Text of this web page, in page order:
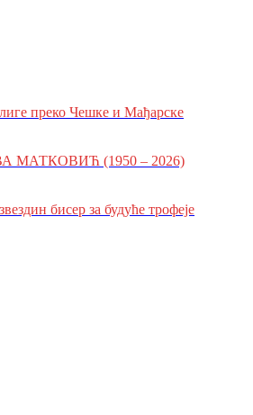
преко Чешке и Мађарске
(1950 – 2026)
бисер за будуће трофеје